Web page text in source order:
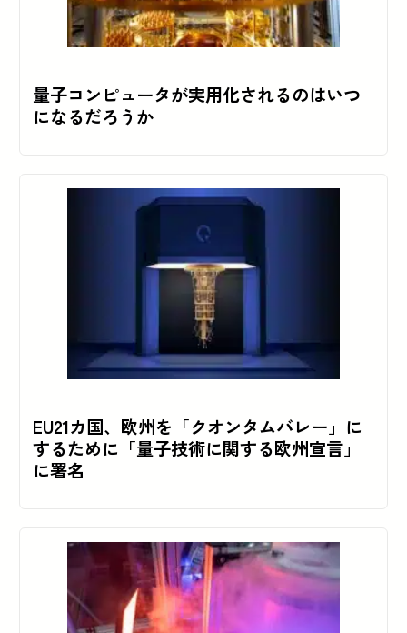
量子コンピュータが実用化されるのはいつ
になるだろうか
EU21カ国、欧州を「クオンタムバレー」に
するために「量子技術に関する欧州宣言」
に署名